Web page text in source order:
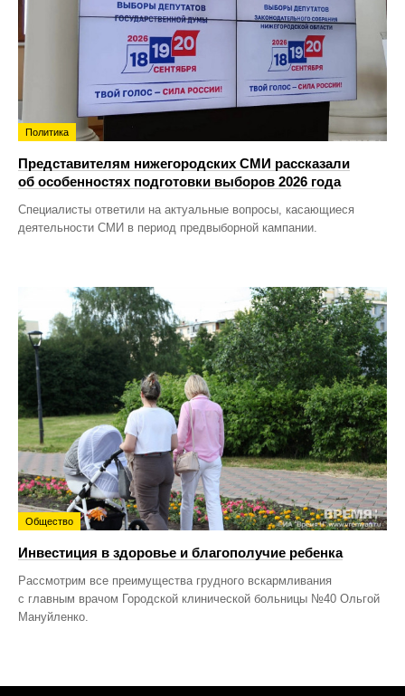
Политика
Представителям нижегородских СМИ рассказали
об особенностях подготовки выборов 2026 года
Специалисты ответили на актуальные вопросы, касающиеся
деятельности СМИ в период предвыборной кампании.
Общество
Инвестиция в здоровье и благополучие ребенка
Рассмотрим все преимущества грудного вскармливания
с главным врачом Городской клинической больницы №40 Ольгой
Мануйленко.